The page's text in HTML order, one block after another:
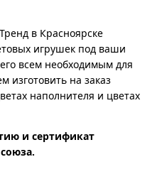
в Красноярске
игрушек под ваши
всем необходимым для
на заказ
наполнителя и цветах
и сертификат